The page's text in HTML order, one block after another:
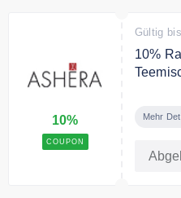
10%
COUPON
Gültig
10%
Mehr